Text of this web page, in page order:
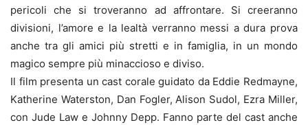
pericoli che si troveranno ad affrontare. Si creeranno
divisioni, l’amore e la lealtà verranno messi a dura prova
anche tra gli amici più stretti e in famiglia, in un mondo
magico sempre più minaccioso e diviso.
Il film presenta un cast corale guidato da Eddie Redmayne,
Katherine Waterston, Dan Fogler, Alison Sudol, Ezra Miller,
con Jude Law e Johnny Depp. Fanno parte del cast anche